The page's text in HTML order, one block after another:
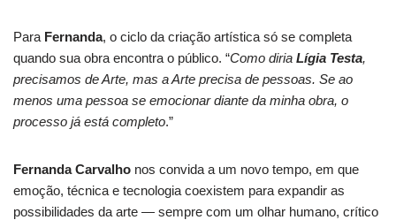
Para Fernanda, o ciclo da criação artística só se completa
quando sua obra encontra o público. “Como diria Lígia Testa,
precisamos de Arte, mas a Arte precisa de pessoas. Se ao
menos uma pessoa se emocionar diante da minha obra, o
processo já está completo.”
Fernanda Carvalho nos convida a um novo tempo, em que
emoção, técnica e tecnologia coexistem para expandir as
possibilidades da arte — sempre com um olhar humano, crítico